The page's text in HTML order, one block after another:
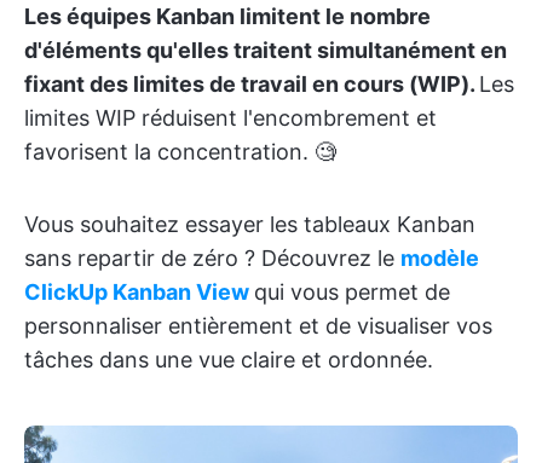
Les équipes Kanban limitent le nombre
d'éléments qu'elles traitent simultanément en
fixant des limites de travail en cours (WIP). Les
limites WIP réduisent l'encombrement et
favorisent la concentration. 🧐
Vous souhaitez essayer les tableaux Kanban
sans repartir de zéro ? Découvrez le modèle
ClickUp Kanban View qui vous permet de
personnaliser entièrement et de visualiser vos
tâches dans une vue claire et ordonnée.